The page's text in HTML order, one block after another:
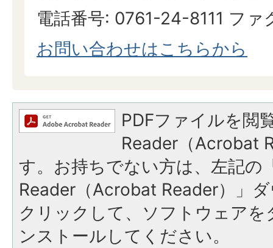
電話番号: 0761-24-8111 ファ
お問い合わせはこちらから
PDFファイルを閲
Reader（Acrobat
す。お持ちでない方は、左記の
Reader（Acrobat Reader）」
クリックして、ソフトウェア
ンストールしてください。